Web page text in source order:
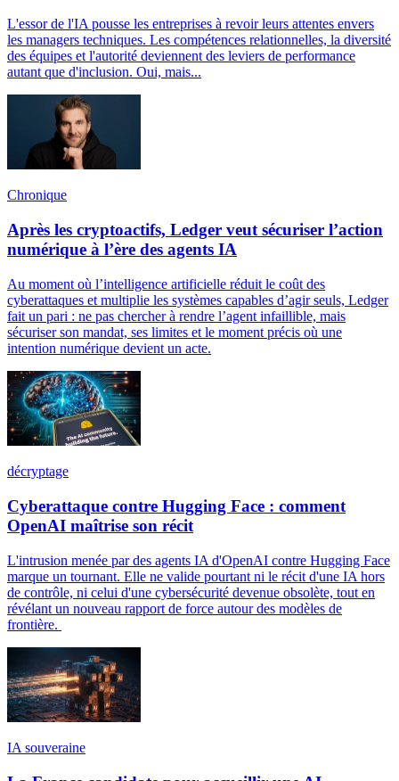
L'essor de l'IA pousse les entreprises à revoir leurs attentes envers
les managers techniques. Les compétences relationnelles, la diversité
des équipes et l'autorité deviennent des leviers de performance
autant que d'inclusion. Oui, mais...
Chronique
Après les cryptoactifs, Ledger veut sécuriser l’action
numérique à l’ère des agents IA
Au moment où l’intelligence artificielle réduit le coût des
cyberattaques et multiplie les systèmes capables d’agir seuls, Ledger
fait un pari : ne pas chercher à rendre l’agent infaillible, mais
sécuriser son mandat, ses limites et le moment précis où une
intention numérique devient un acte.
décryptage
Cyberattaque contre Hugging Face : comment
OpenAI maîtrise son récit
L'intrusion menée par des agents IA d'OpenAI contre Hugging Face
marque un tournant. Elle ne valide pourtant ni le récit d'une IA hors
de contrôle, ni celui d'une cybersécurité devenue obsolète, tout en
révélant un nouveau rapport de force autour des modèles de
frontière.
IA souveraine